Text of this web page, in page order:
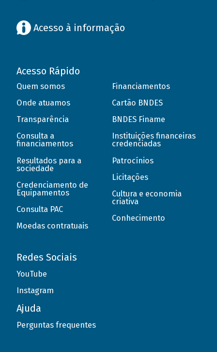
Acesso à informação
Acesso Rápido
Quem somos
Onde atuamos
Transparência
Consulta a
financiamentos
Resultados para a
sociedade
Credenciamento de
Equipamentos
Consulta PAC
Moedas contratuais
Financiamentos
Cartão BNDES
BNDES Finame
Instituições financeiras
credenciadas
Patrocínios
Licitações
Cultura e economia
criativa
Conhecimento
Redes Sociais
YouTube
Instagram
Ajuda
Perguntas frequentes